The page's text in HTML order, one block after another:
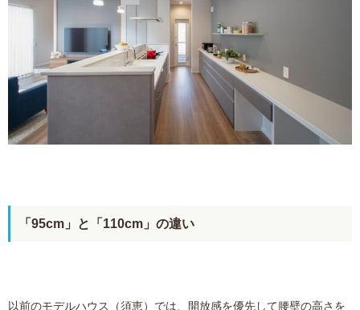
「95cm」と「110cm」の違い
以前のモデルハウス（須恵）では、開放感を優先して腰壁の高さを